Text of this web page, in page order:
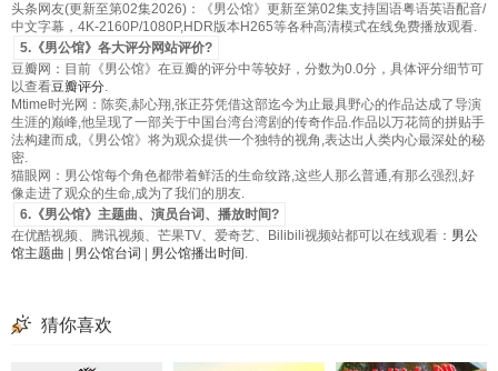
头条网友(更新至第02集2026)：《男公馆》更新至第02集支持国语粤语英语配音/
中文字幕，4K-2160P/1080P,HDR版本H265等各种高清模式在线免费播放观看.
5.《男公馆》各大评分网站评价?
豆瓣网：目前《男公馆》在豆瓣的评分中等较好，分数为0.0分，具体评分细节可
以查看豆瓣评分.
Mtime时光网：陈奕,郝心翔,张正芬凭借这部迄今为止最具野心的作品达成了导演
生涯的巅峰,他呈现了一部关于中国台湾台湾剧的传奇作品.作品以万花筒的拼贴手
法构建而成,《男公馆》将为观众提供一个独特的视角,表达出人类内心最深处的秘
密.
猫眼网：男公馆每个角色都带着鲜活的生命纹路,这些人那么普通,有那么强烈,好
像走进了观众的生命,成为了我们的朋友.
6.《男公馆》主题曲、演员台词、播放时间?
在优酷视频、腾讯视频、芒果TV、爱奇艺、Bilibili视频站都可以在线观看： 男公
馆主题曲
男公馆台词 男公馆播出时间 .
猜你喜欢